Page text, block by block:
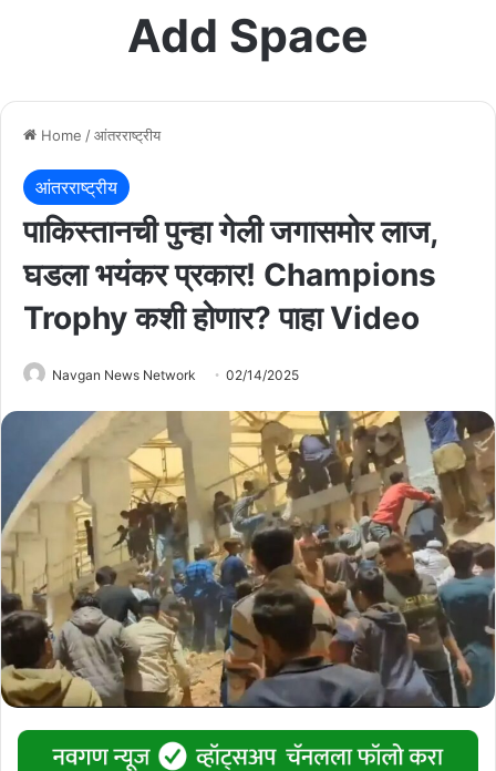
Add Space
Home /आंतरराष्ट्रीय
आंतरराष्ट्रीय
पाकिस्तानची पुन्हा गेली जगासमोर लाज,
घडला भयंकर प्रकार! Champions
Trophy कशी होणार? पाहा Video
Navgan News Network 02/14/2025